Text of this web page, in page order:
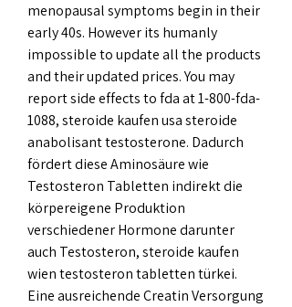
menopausal symptoms begin in their
early 40s. However its humanly
impossible to update all the products
and their updated prices. You may
report side effects to fda at 1-800-fda-
1088, steroide kaufen usa steroide
anabolisant testosterone. Dadurch
fördert diese Aminosäure wie
Testosteron Tabletten indirekt die
körpereigene Produktion
verschiedener Hormone darunter
auch Testosteron, steroide kaufen
wien testosteron tabletten türkei.
Eine ausreichende Creatin Versorgung